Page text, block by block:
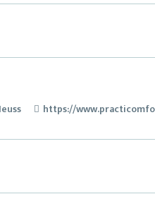
https://